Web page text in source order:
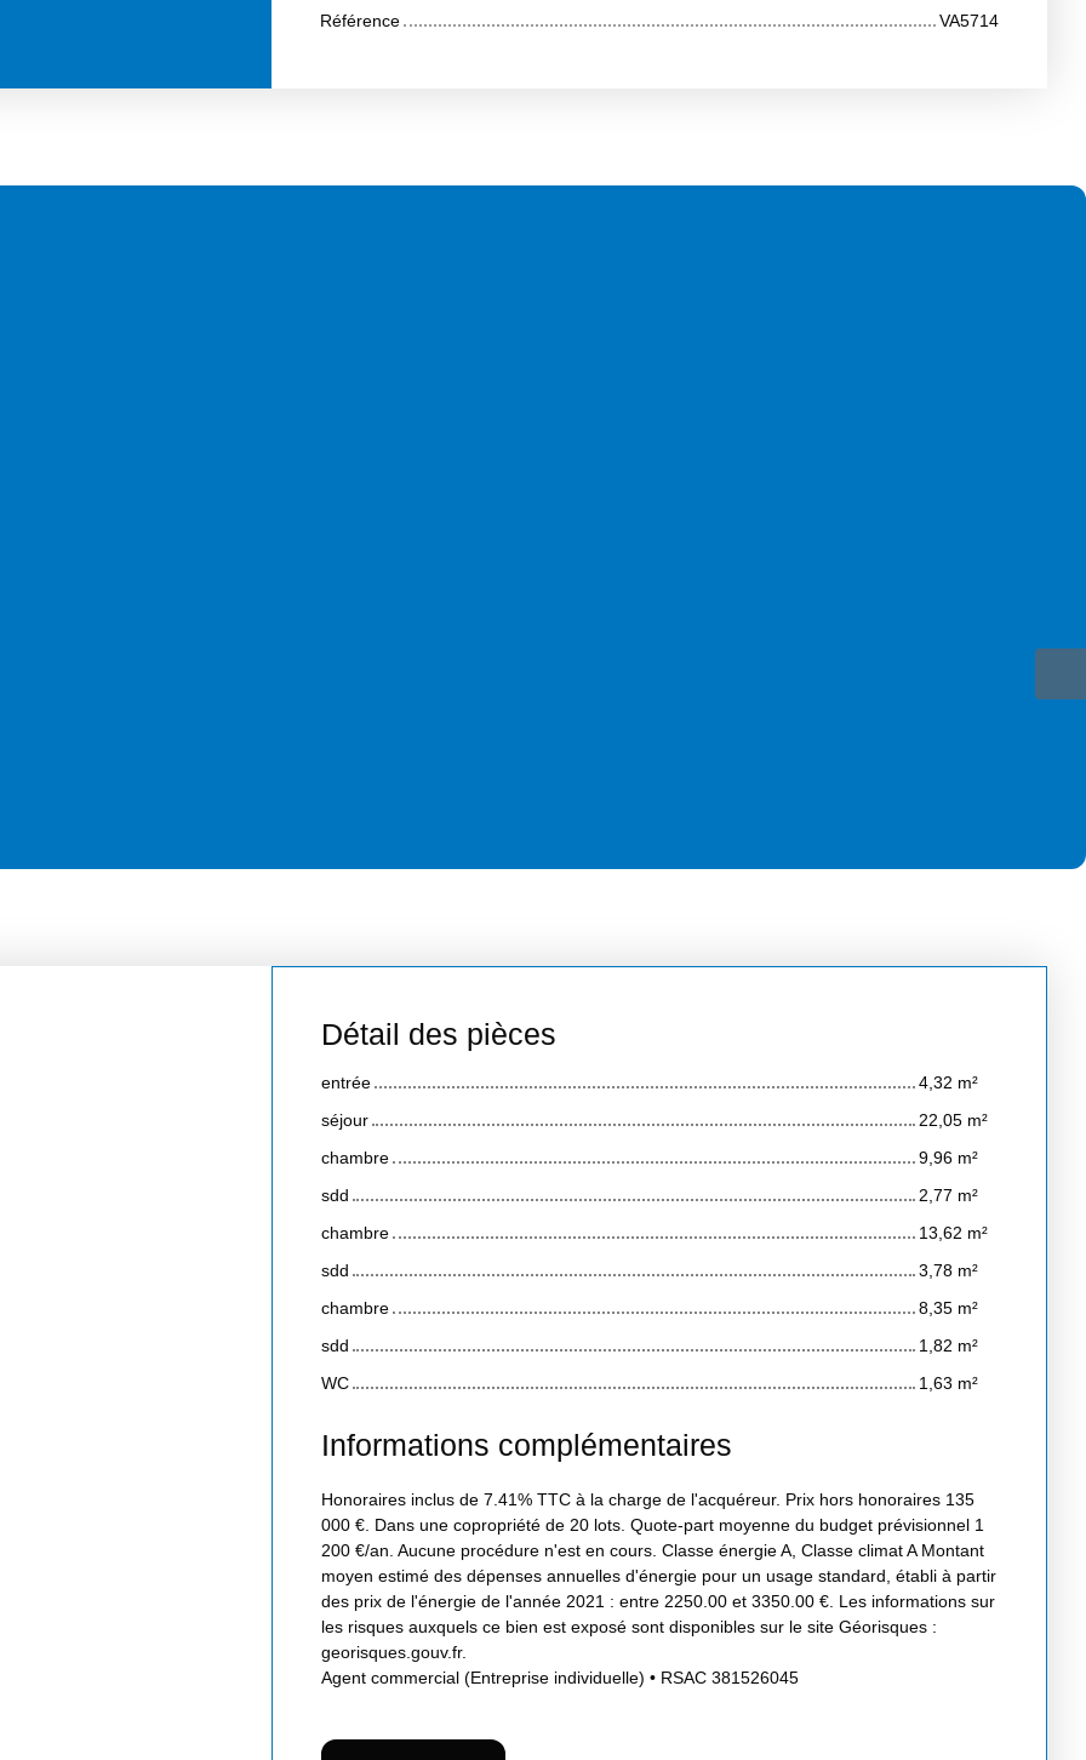
Référence VA5714
Détail des pièces
entrée
4,32 m²
séjour
22,05 m²
chambre
9,96 m²
sdd
2,77 m²
chambre
13,62 m²
sdd
3,78 m²
chambre
8,35 m²
sdd
1,82 m²
WC
1,63 m²
Informations complémentaires
Honoraires inclus de 7.41% TTC à la charge de l'acquéreur. Prix hors honoraires 135
000 €. Dans une copropriété de 20 lots. Quote-part moyenne du budget prévisionnel 1
200 €/an. Aucune procédure n'est en cours. Classe énergie A, Classe climat A Montant
moyen estimé des dépenses annuelles d'énergie pour un usage standard, établi à partir
des prix de l'énergie de l'année 2021 : entre 2250.00 et 3350.00 €. Les informations sur
les risques auxquels ce bien est exposé sont disponibles sur le site Géorisques :
georisques.gouv.fr.
Agent commercial (Entreprise individuelle) • RSAC 381526045